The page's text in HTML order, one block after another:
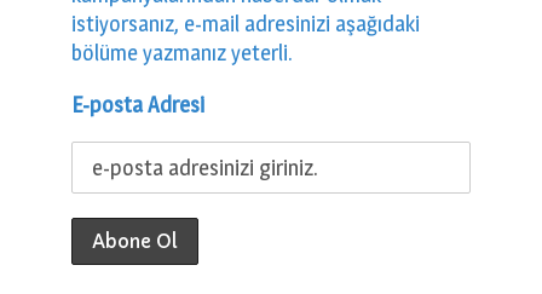
istiyorsanız, e-mail adresinizi aşağıdaki
bölüme yazmanız yeterli.
E-posta Adresi